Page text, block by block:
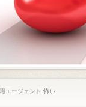
エージェント 怖い